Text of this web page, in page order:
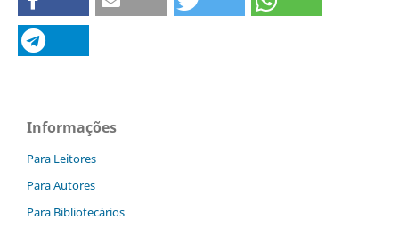
Informações
Para Leitores
Para Autores
Para Bibliotecários